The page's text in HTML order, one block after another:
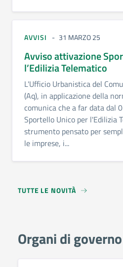
AVVISI 31 MARZO 25
Avviso attivazione
l’Edilizia Telematico
L'Ufficio Urbanistica del
(Aq), in applicazione della
comunica che a far data
Sportello Unico per l'Edilizia
strumento pensato per
le imprese, i...
TUTTE LE NOVITÀ
Organi di governo